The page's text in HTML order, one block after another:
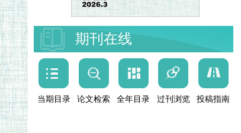
期刊在线
当期目录 论文检索 全年目录 过刊浏览 投稿指南